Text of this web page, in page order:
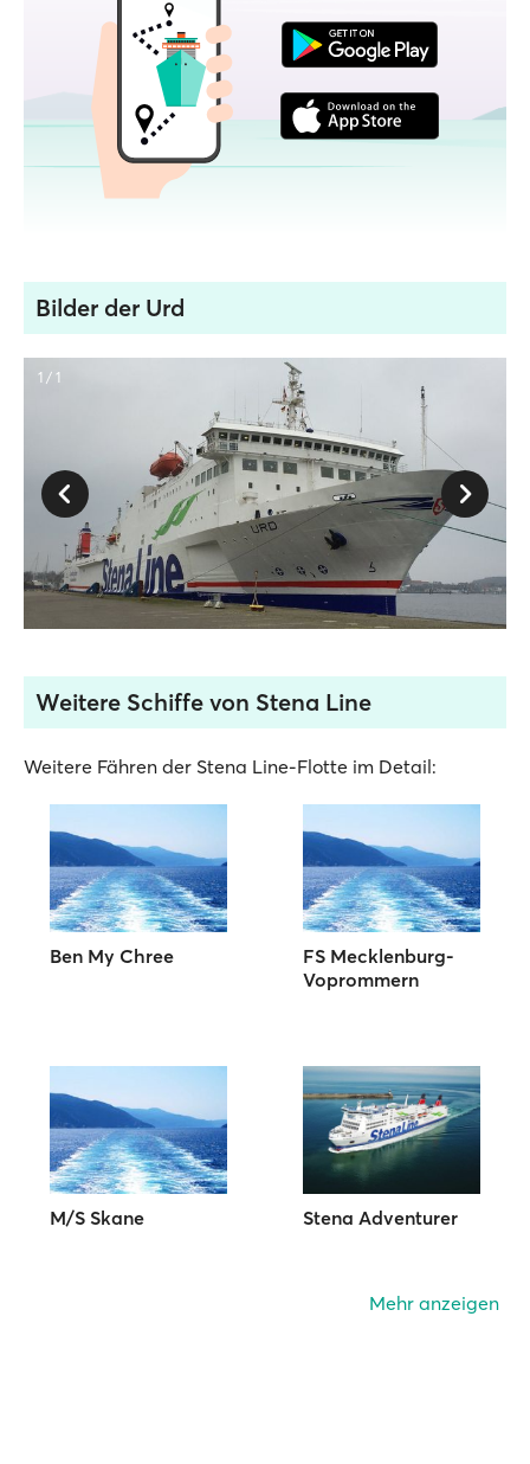
Bilder der Urd
1 / 1
Weitere Schiffe von Stena Line
Weitere Fähren der Stena Line-Flotte im Detail:
Ben My Chree
FS Mecklenburg-
Voprommern
M/S Skane Stena Adventurer
Mehr anzeigen